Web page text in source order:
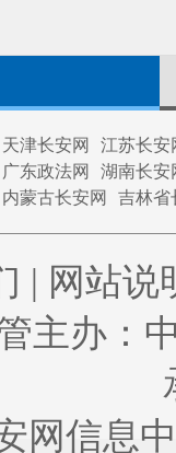
天津长安网
江苏长安
广东政法网
湖南长安
内蒙古长安网 吉林省
| 网站说
主办：
网信息